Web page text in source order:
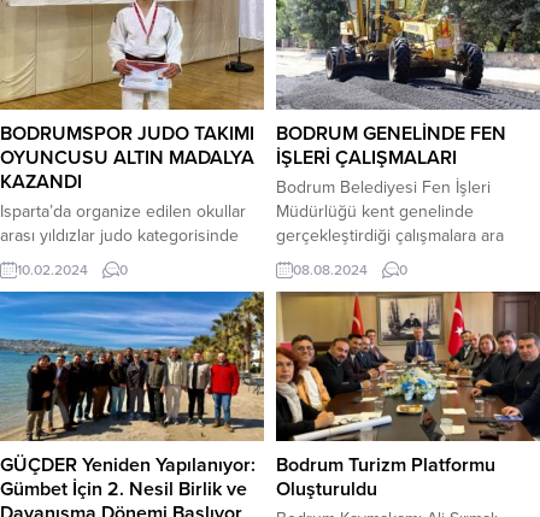
BODRUMSPOR JUDO TAKIMI
OYUNCUSU ALTIN MADALYA
KAZANDI
Isparta’da organize edilen okullar
arası yıldızlar judo kategorisinde
Bodrumspor Judo takımı oyuncusu
Cemal Afşin rakiplerini tam puanla
yenerek altın madalyanın sahibi
oldu. Isparta’da düzenlenen okullar
arası ‘Judo yıldızlar bölge
şampiyonasında’ Bodrumspor Judo
takımı adına genç yetenek Cemal
Afşin yarıştı. Bölge maçlarında
yıldızlar kategorisinde 55
kilogramda yarışan Afşin, bütün
rakipleri tam...
10.02.2024 0
BODRUM GENELİNDE FEN
İŞLERİ ÇALIŞMALARI
Bodrum Belediyesi Fen İşleri
Müdürlüğü kent genelinde
gerçekleştirdiği çalışmalara ara
vermeden devam ediyor.
Bodrum’un her bölgesinde
çalışmalarını yürüten Bodrum Fen
işleri Müdürlüğü ekipleri asfalt
serim ve yama işlemlerinin yanında
yol bakım onarım, beton yol
dökümü, bordür döşeme ve
tamiratı, kaldırım ve parke tamiratı,
koruge boru döşeme, mazgal
imalatı, rotmiks yama,...
08.08.2024 0
GÜÇDER Yeniden Yapılanıyor:
Gümbet İçin 2. Nesil Birlik ve
Bodrum Turizm Platformu
Oluşturuldu